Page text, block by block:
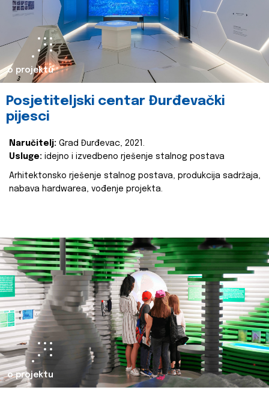
o projektu
Posjetiteljski centar Đurđevački
pijesci
Naručitelj: Grad Đurđevac, 2021.
Usluge: idejno i izvedbeno rješenje stalnog postava
Arhitektonsko rješenje stalnog postava, produkcija sadržaja,
nabava hardwarea, vođenje projekta.
o projektu